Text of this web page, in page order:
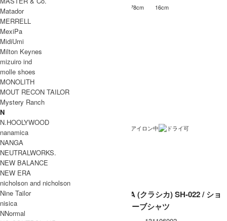
78cm 16cm
INFORMATION
ブランド名
商品名
型番
カラー
素材 綿100%
裏地 / 透け感
備考
KLASICA (クラシカ) SH-022 / ショ
ートスリーブシャツ
Matador
MERRELL
MexiPa
MidiUmi
Milton Keynes
mizuiro ind
molle shoes
MONOLITH
MOUT RECON TAILOR
Mystery Ranch
N
N.HOOLYWOOD
nanamica
NANGA
NEUTRALWORKS.
NEW BALANCE
NEW ERA
nicholson and nicholson
Nine Tailor
nisica
NNormal